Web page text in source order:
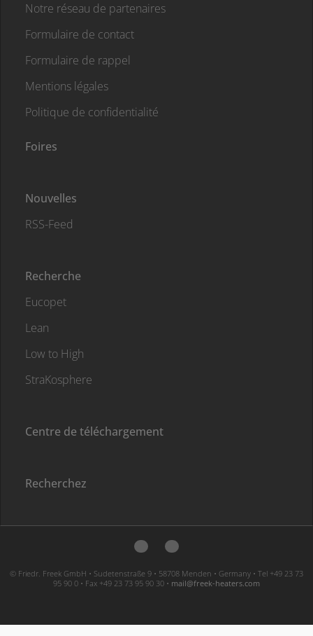
Notre réseau de partenaires
Formulaire de contact
Formulaire de rappel
Mentions légales
Politique de confidentialité
Foires
Nouvelles
RSS-Feed
Recherche
Eucopet
Lean
Low to High
StraKosphere
Centre de téléchargement
Recherchez
© Friedr. Freek GmbH • Sudetenstraße 9 • 58708 Menden • Germany • Tel +49 23 73
95 90 0 • Fax +49 23 73 95 90 30 • moc.sretaeh-keerf@liam